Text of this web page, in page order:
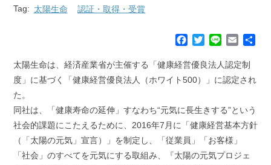
Tag: 太陽生命 認証・取得・受賞
c
e
o
k
T
i
r
n
e
E
a
i
太陽生命は、経済産業省が主催する「健康経営優良法人認定制
度」に基づく「健康経営優良法人（ホワイト500）」に認定され
た。
同社は、「健康寿命の延伸」すなわち“元気に長生きする”という
社会的課題にこたえるために、2016年7月に「健康経営基本方針
（「太陽の元気」宣言）」を制定し、「従業員」「お客様」
「社会」のすべてを元気にする取組み、『太陽の元気プロジェ